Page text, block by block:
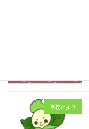
学校だより